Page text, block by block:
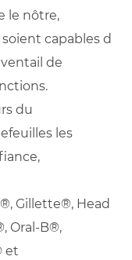
le nôtre,
soient capables d
de
.
du
les
,
Gillette®, Head
Oral-B®,
et